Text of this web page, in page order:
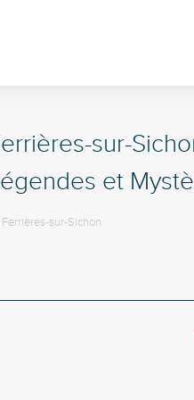
sur-
et
Ferrières-sur-Sichon